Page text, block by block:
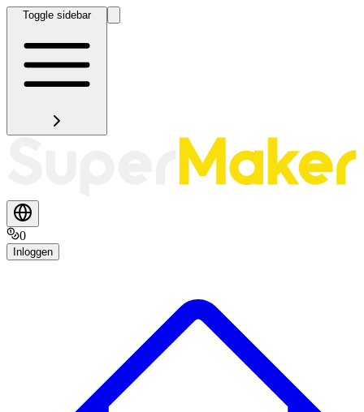
Toggle sidebar
0
Inloggen